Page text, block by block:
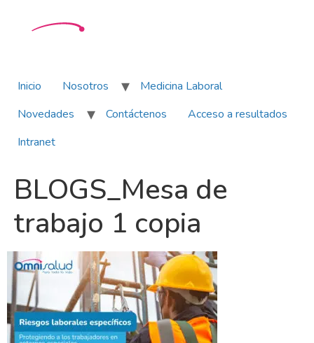
Inicio Nosotros
Medicina Laboral
Novedades
Contáctenos
Acceso a resultados
Intranet
BLOGS_Mesa de
trabajo 1 copia